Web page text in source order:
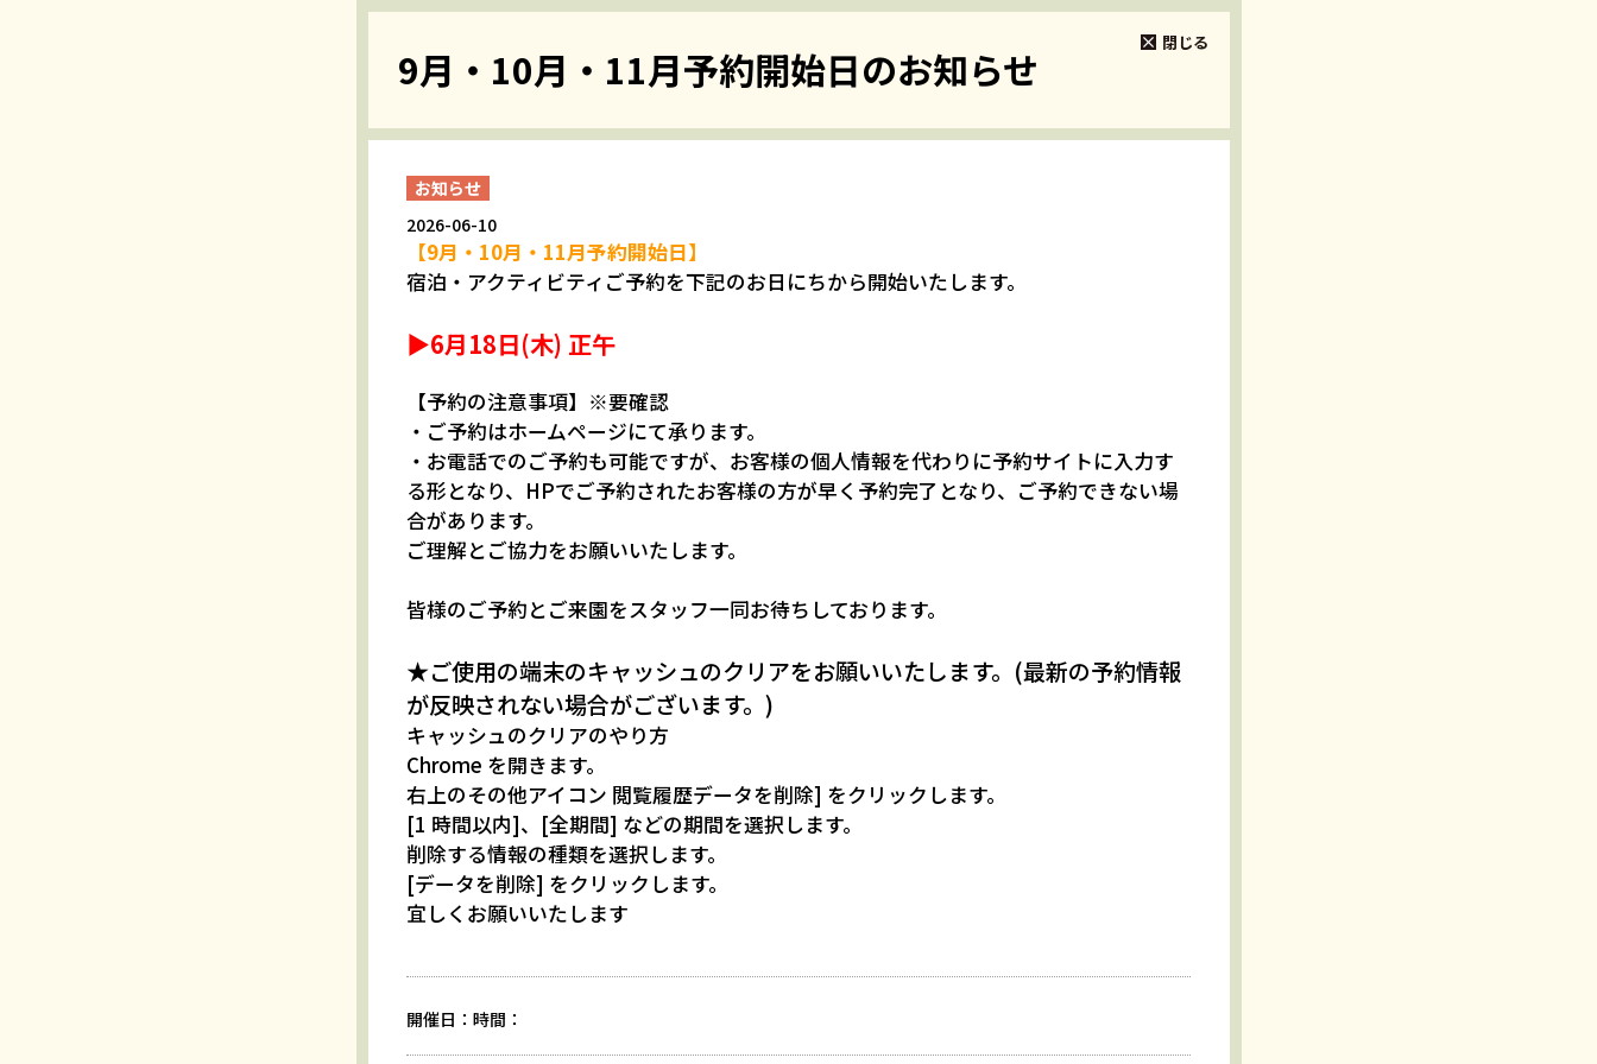
9月・10月・11月予約開始日のお知らせ
閉じる
お知らせ
2026-06-10
【9月・10月・11月予約開始日】
宿泊・アクティビティご予約を下記のお日にちから開始いたします。
▶6月18日(木) 正午
【予約の注意事項】※要確認
・ご予約はホームページにて承ります。
・お電話でのご予約も可能ですが、お客様の個人情報を代わりに予約サイトに入力す
る形となり、HPでご予約されたお客様の方が早く予約完了となり、ご予約できない場
合があります。
ご理解とご協力をお願いいたします。
皆様のご予約とご来園をスタッフ一同お待ちしております。
★ご使用の端末のキャッシュのクリアをお願いいたします。(最新の予約情報
が反映されない場合がございます。)
キャッシュのクリアのやり方
Chrome を開きます。
右上のその他アイコン 閲覧履歴データを削除] をクリックします。
[1 時間以内]、[全期間] などの期間を選択します。
削除する情報の種類を選択します。
[データを削除] をクリックします。
宜しくお願いいたします
開催日： 時間：